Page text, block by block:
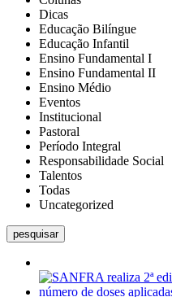
Dicas
Educação Bilíngue
Educação Infantil
Ensino Fundamental I
Ensino Fundamental II
Ensino Médio
Eventos
Institucional
Pastoral
Período Integral
Responsabilidade Social
Talentos
Todas
Uncategorized
pesquisar